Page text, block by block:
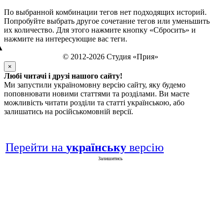
По выбранной комбинации тегов нет подходящих историй.
Попробуйте выбрать другое сочетание тегов или уменьшить
их количество. Для этого нажмите кнопку «Сбросить» и
нажмите на интересующие вас теги.
© 2012-2026 Студия «Прия»
×
Любі читачі і друзі нашого сайту!
Ми запустили україномовну версію сайту, яку будемо
поповнювати новими статтями та розділами. Ви маєте
можливість читати розділи та статті українською, або
залишатись на російськомовній версії.
Перейти на українську версію
Залишитись